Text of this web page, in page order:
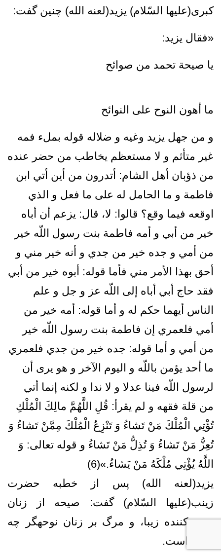
کبری(علیها السّلام) یزید(لعنه الله) چنین گفت:
«فقال يزيد:
يا صيحة تحمد من صوائح‏
ما أهون النوح على النوائح‏
و من جهل يزيد وغيه و ضلاله قوله بمل‏ء فمه
غير متأثم و لا مستعظم يخاطب من حضر عنده
من ذؤبان أهل الشام: أتدرون من أين أتي ابن
فاطمة و ما الحامل له على ما فعل و الذي
اوقعه فيما وقع؟ قالوا: لا، قال: يزعم أن أباه
خير من أبي و أمه فاطمة بنت رسول اللّه خير
من أمي و جده خير من جدي و أنه خير مني و
أحق بهذا الأمر مني فأما قوله: أبوه خير من أبي
فقد حاج أبي أباه إلى اللّه عز و جل و علم
الناس أيهما حكم له و أما قوله: أمه خير من
أمي فلعمري إن فاطمة بنت رسول اللّه خير
من أمي و أما قوله: جده خير من جدي فلعمري
ما أحد يؤمن باللّه و اليوم الآخر و هو يرى أن
لرسول اللّه فينا عدلا و لا ندا و لكنه إنما أتي
من قلة فقهه و لم يقرأ: قُلِ اللَّهُمَّ مالِكَ الْمُلْكِ
تُؤْتِي الْمُلْكَ مَنْ تَشاءُ وَ تَنْزِعُ الْمُلْكَ مِمَّنْ تَشاءُ وَ
تُعِزُّ مَنْ تَشاءُ وَ تُذِلُّ مَنْ تَشاءُ و قوله تعالى: وَ
اللَّهُ يُؤْتِي مُلْكَهُ مَنْ يَشاءُ.»(6)
یزید(لعنه الله) پس از خطبه حضرت
زینب(علیها السّلام) گفت: صيحه از زنان
صيحه‏كننده زيبا، و مرگ بر زنان نوحه‏گر چه
ناچيز است.